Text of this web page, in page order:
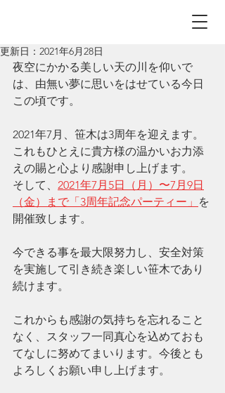
更新日： 2021年6月28日
夜空にかかる美しい天の川を仰いで
は、由無い夢に思いをはせている今日
この頃です。
2021年7月、笹木は3周年を迎えます。
これもひとえに貴方様の温かいお力添
えの賜と心より感謝申し上げます。
そして、 2021年7月5日（月）〜7月9日
（金）まで「3周年記念パーティー」 を
開催致します。
今できる事を最大限努力し、安全対策
を実施して引き続き楽しい笹木であり
続けます。
これからも感謝の気持ちを忘れること
なく、スタッフ一同真心を込めておも
てなしに努めてまいります。今後とも
よろしくお願い申し上げます。